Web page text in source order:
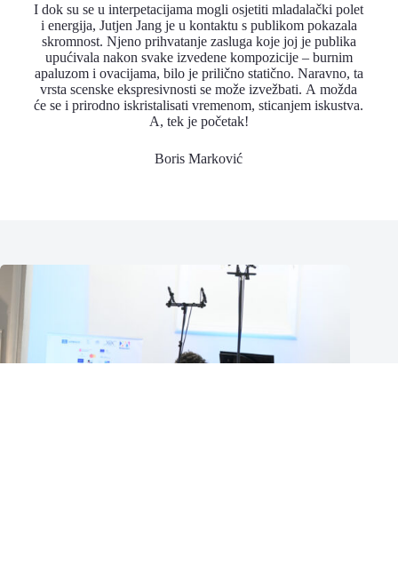
I dok su se u interpetacijama mogli osjetiti mladalački polet
i energija, Jutjen Jang je u kontaktu s publikom pokazala
skromnost. Njeno prihvatanje zasluga koje joj je publika
upućivala nakon svake izvedene kompozicije – burnim
apaluzom i ovacijama, bilo je prilično statično. Naravno, ta
vrsta scenske ekspresivnosti se može izvežbati. A možda
će se i prirodno iskristalisati vremenom, sticanjem iskustva.
A, tek je početak!
Boris Marković